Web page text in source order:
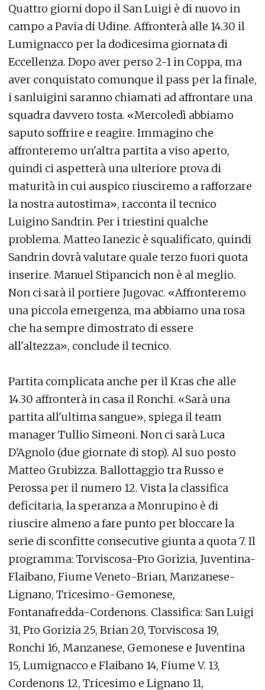
Quattro giorni dopo il San Luigi è di nuovo in
campo a Pavia di Udine. Affronterà alle 14.30 il
Lumignacco per la dodicesima giornata di
Eccellenza. Dopo aver perso 2-1 in Coppa, ma
aver conquistato comunque il pass per la finale,
i sanluigini saranno chiamati ad affrontare una
squadra davvero tosta. «Mercoledì abbiamo
saputo soffrire e reagire. Immagino che
affronteremo un'altra partita a viso aperto,
quindi ci aspetterà una ulteriore prova di
maturità in cui auspico riusciremo a rafforzare
la nostra autostima», racconta il tecnico
Luigino Sandrin. Per i triestini qualche
problema. Matteo Ianezic è squalificato, quindi
Sandrin dovrà valutare quale terzo fuori quota
inserire. Manuel Stipancich non è al meglio.
Non ci sarà il portiere Jugovac. «Affronteremo
una piccola emergenza, ma abbiamo una rosa
che ha sempre dimostrato di essere
all'altezza», conclude il tecnico.
Partita complicata anche per il Kras che alle
14.30 affronterà in casa il Ronchi. «Sarà una
partita all'ultima sangue», spiega il team
manager Tullio Simeoni. Non ci sarà Luca
D'Agnolo (due giornate di stop). Al suo posto
Matteo Grubizza. Ballottaggio tra Russo e
Perossa per il numero 12. Vista la classifica
deficitaria, la speranza a Monrupino è di
riuscire almeno a fare punto per bloccare la
serie di sconfitte consecutive giunta a quota 7. Il
programma: Torviscosa-Pro Gorizia, Juventina-
Flaibano, Fiume Veneto-Brian, Manzanese-
Lignano, Tricesimo-Gemonese,
Fontanafredda-Cordenons. Classifica: San Luigi
31, Pro Gorizia 25, Brian 20, Torviscosa 19,
Ronchi 16, Manzanese, Gemonese e Juventina
15, Lumignacco e Flaibano 14, Fiume V. 13,
Cordenons 12, Tricesimo e Lignano 11,